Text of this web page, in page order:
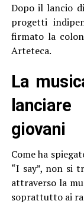
Dopo il lancio
progetti
firmato la
Arteteca.
La
giovani
Come ha
“I say”, non si
attraverso la
soprattutto ai